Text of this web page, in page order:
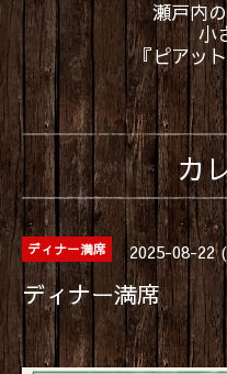
瀬戸内
小
『ピアッ
カ
ディナー満席 2025-08-22
ディナー満席